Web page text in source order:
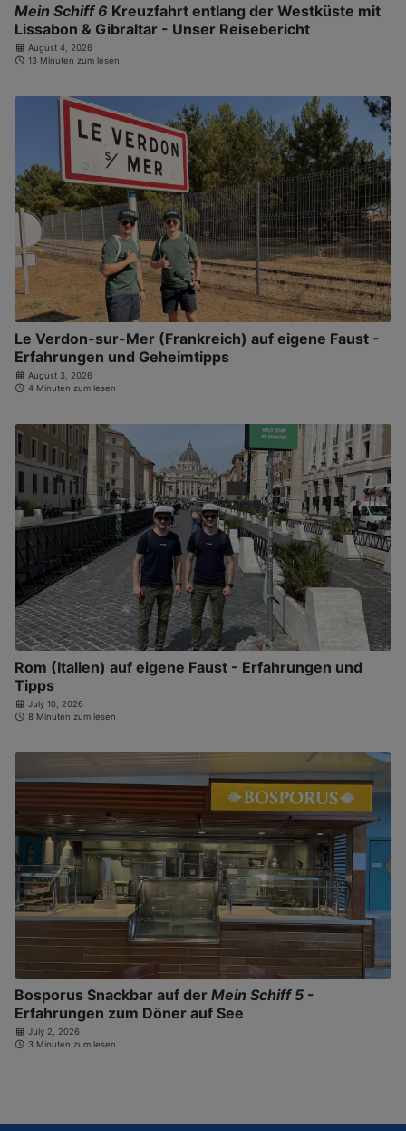
Mein Schiff 6 Kreuzfahrt entlang der Westküste mit
Lissabon & Gibraltar - Unser Reisebericht
August 4, 2026
13 Minuten zum lesen
Le Verdon-sur-Mer (Frankreich) auf eigene Faust -
Erfahrungen und Geheimtipps
August 3, 2026
4 Minuten zum lesen
Rom (Italien) auf eigene Faust - Erfahrungen und
Tipps
July 10, 2026
8 Minuten zum lesen
Bosporus Snackbar auf der Mein Schiff 5 -
Erfahrungen zum Döner auf See
July 2, 2026
3 Minuten zum lesen